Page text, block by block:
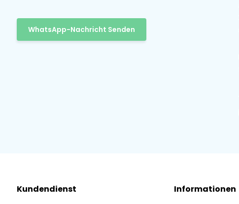
WhatsApp-Nachricht Senden
Kundendienst Informationen